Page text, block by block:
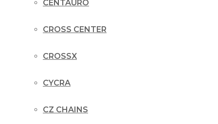
CENTAURO
CROSS CENTER
CROSSX
CYCRA
CZ CHAINS